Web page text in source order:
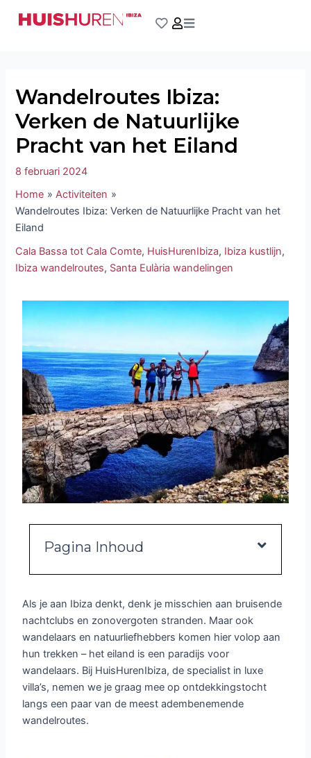
naar
Wandelroutes Ibiza:
Verken de Natuurlijke
Pracht van het Eiland
8 februari 2024
Home
Activiteiten
Wandelroutes Ibiza: Verken de Natuurlijke Pracht van het
Eiland
Cala Bassa tot Cala Comte, HuisHurenIbiza, Ibiza kustlijn,
Ibiza wandelroutes, Santa Eulària wandelingen
Pagina Inhoud
Als je aan Ibiza denkt, denk je misschien aan bruisende
nachtclubs en zonovergoten stranden. Maar ook
wandelaars en natuurliefhebbers komen hier volop aan
hun trekken – het eiland is een paradijs voor
wandelaars. Bij HuisHurenIbiza, de specialist in luxe
villa’s, nemen we je graag mee op ontdekkingstocht
langs een paar van de meest adembenemende
wandelroutes.
navigatie